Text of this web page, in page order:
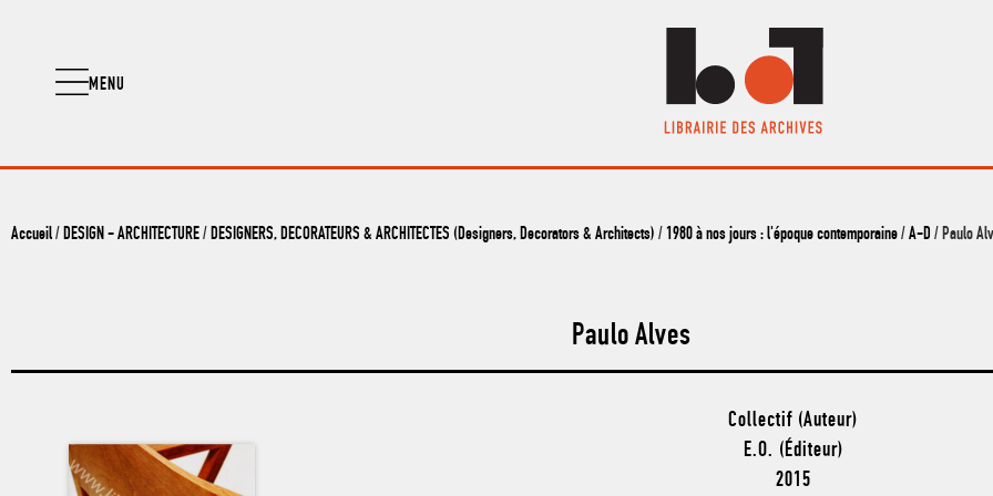
MENU
Accueil/ DESIGN - ARCHITECTURE/ DESIGNERS, DECORATEURS & ARCHITECTES (Designers, Decorators & Architects) / 1980 à nos jours : l'époque contemporaine/ A-D / Paulo
Paulo Alves
Collectif (Auteur)
E.O. (Éditeur)
2015